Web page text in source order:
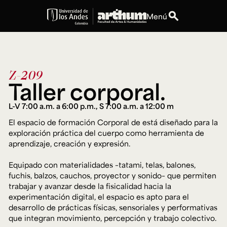
Menúsearch
Personas
Espacios
Explora ArteHum expand_more
Dirección
Calle 19A #1 - 37
Este. Bloque K.
Teléfono
[+57] (601) 339 4949
Arte e
Historia
del Arte
Literatura y
Narrativas Digitales
Ext. 2501
Música
Ext.
2504
Z-209
Taller corporal.
L-V 7:00 a.m. a 6:00 p.m., S 7:00 a.m. a 12:00 m
El espacio de formación Corporal de está diseñado para la
exploración práctica del cuerpo como herramienta de
aprendizaje, creación y expresión.
Equipado con materialidades –tatami, telas, balones,
fuchis, balzos, cauchos, proyector y sonido– que permiten
trabajar y avanzar desde la fisicalidad hacia la
experimentación digital, el espacio es apto para el
desarrollo de prácticas físicas, sensoriales y performativas
que integran movimiento, percepción y trabajo colectivo.